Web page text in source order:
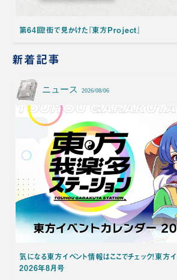
第64回！街で見かけた『東方Project』
新着記事
ニュース 2026/08/06
気になる東方イベント情報はここでチェック！東方
2026年8月号